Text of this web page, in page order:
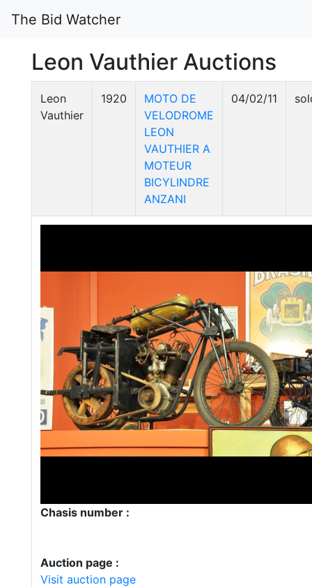
The Bid Watcher
Leon Vauthier Auctions
Leon
Vauthier
1920
MOTO DE
VELODROME
LEON
VAUTHIER A
MOTEUR
BICYLINDRE
ANZANI
04/02/11
Chasis number :
Auction page :
Visit auction page